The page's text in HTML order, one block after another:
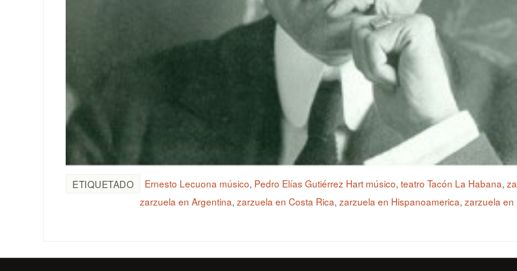
ETIQUETADO Ernesto Lecuona músico, Pedro Elías Gutiérrez Hart músico, teatro Tacón La Habana,
zarzuela en Argentina, zarzuela en Costa Rica, zarzuela en Hispanoamerica, zarzuela en